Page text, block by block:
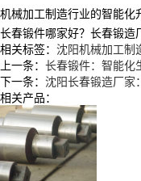
机械加工制造行业的智能化
长春锻件哪家好？长春锻
相关标签： 沈阳机械加工制
上一条： 长春锻件：智能化
下一条： 沈阳长春锻造厂家
相关产品：